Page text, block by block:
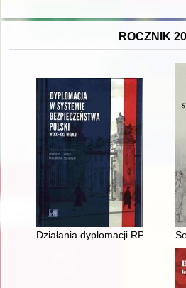
ROCZNIK
Działania dyplomacji RP na